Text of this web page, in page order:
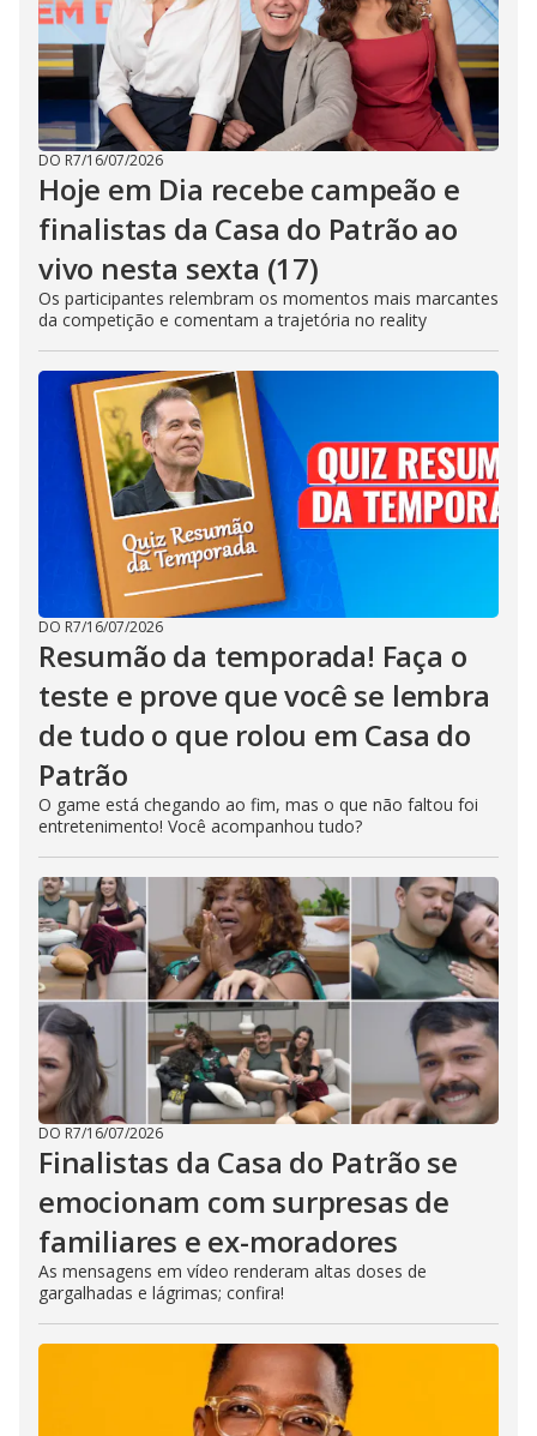
DO R7/16/07/2026
Hoje em Dia recebe campeão e
finalistas da Casa do Patrão ao
vivo nesta sexta (17)
Os participantes relembram os momentos mais marcantes
da competição e comentam a trajetória no reality
DO R7/16/07/2026
Resumão da temporada! Faça o
teste e prove que você se lembra
de tudo o que rolou em Casa do
Patrão
O game está chegando ao fim, mas o que não faltou foi
entretenimento! Você acompanhou tudo?
DO R7/16/07/2026
Finalistas da Casa do Patrão se
emocionam com surpresas de
familiares e ex-moradores
As mensagens em vídeo renderam altas doses de
gargalhadas e lágrimas; confira!